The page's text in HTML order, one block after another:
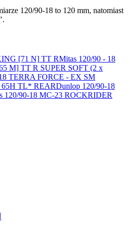
120/90-18 to 120 mm, natomiast
[71 N] TT RMitas 120/90 - 18
M] TT R SUPER SOFT (2 x
TERRA FORCE - EX SM
TL* REARDunlop 120/90-18
120/90-18 MC-23 ROCKRIDER